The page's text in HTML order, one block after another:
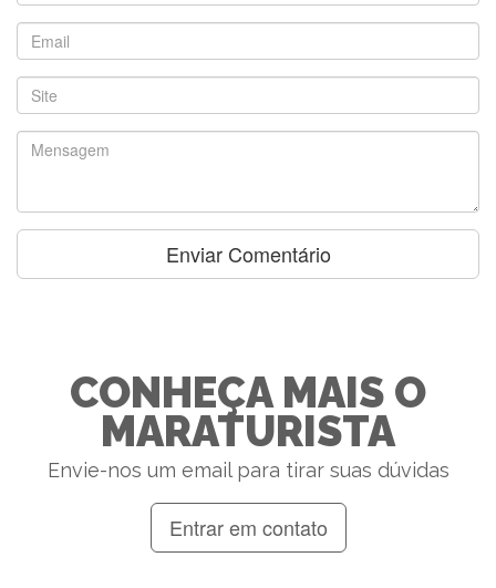
CONHEÇA MAIS O
MARATURISTA
Envie-nos um email para tirar suas dúvidas
Entrar em contato